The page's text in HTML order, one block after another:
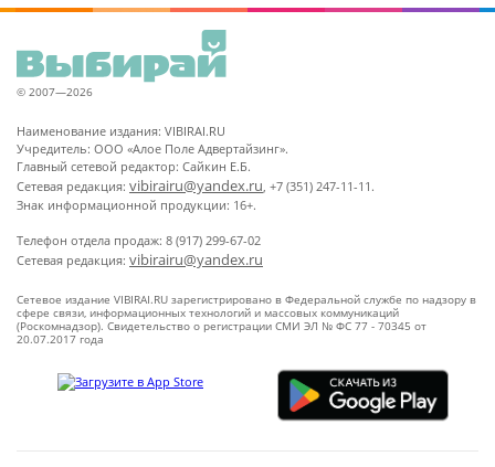
© 2007—2026
Наименование издания: VIBIRAI.RU
Учредитель: ООО «Алое Поле Адвертайзинг».
Главный сетевой редактор: Сайкин Е.Б.
Сетевая редакция: vibirairu@yandex.ru, +7 (351) 247-11-11.
Знак информационной продукции: 16+.
Телефон отдела продаж: 8 (917) 299-67-02
Сетевая редакция: vibirairu@yandex.ru
Сетевое издание VIBIRAI.RU зарегистрировано в Федеральной службе по надзору в
сфере связи, информационных технологий и массовых коммуникаций
(Роскомнадзор). Свидетельство о регистрации СМИ ЭЛ № ФС 77 - 70345 от
20.07.2017 года